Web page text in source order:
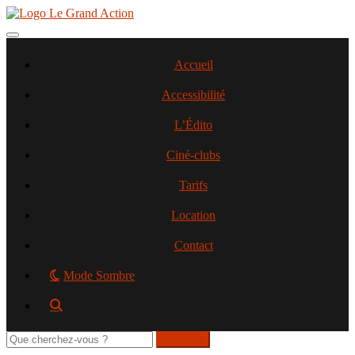
Aller
contenu
Toggle navigation
Accueil
Accessibilité
L’Édito
Ciné-clubs
Tarifs
Location
Contact
Mode Sombre
Rechercher
sur